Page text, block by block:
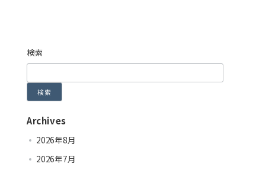
検索
検索
Archives
2026年8月
2026年7月